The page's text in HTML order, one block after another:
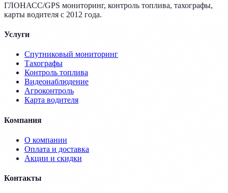
ГЛОНАСС/GPS мониторинг, контроль топлива, тахографы,
карты водителя с 2012 года.
Услуги
Спутниковый мониторинг
Тахографы
Контроль топлива
Видеонаблюдение
Агроконтроль
Карта водителя
Компания
О компании
Оплата и доставка
Акции и скидки
Контакты